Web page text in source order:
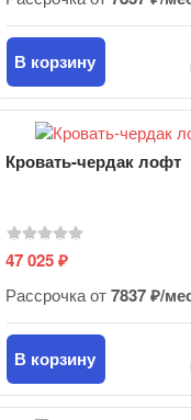
В корзину
Кровать-чердак лофт
47 025₽
Рассрочка от7837 ₽/
В корзину